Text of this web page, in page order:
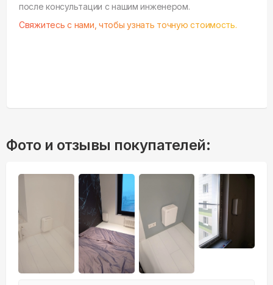
после консультации с нашим инженером.
Свяжитесь с нами, чтобы узнать точную стоимость.
Фото и отзывы покупателей: